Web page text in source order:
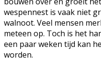
wespennest is vaak niet
walnoot. Veel mensen
meteen op. Toch is het
een paar weken tijd kan
worden.